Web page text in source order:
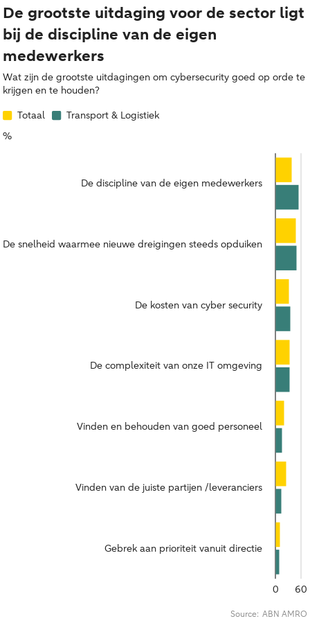
De grootste uitdaging voor de sector ligt
bij de discipline van de eigen
medewerkers
Wat zijn de grootste uitdagingen om cybersecurity goed op orde te
krijgen en te houden?
%
Totaal Transport & Logistiek
60
0
Source: ABN AMRO
De discipline van de eigen medewerkers
De snelheid waarmee nieuwe dreigingen steeds opduiken
De kosten van cyber security
De complexiteit van onze IT omgeving
Vinden en behouden van goed personeel
Vinden van de juiste partijen /leveranciers
Gebrek aan prioriteit vanuit directie